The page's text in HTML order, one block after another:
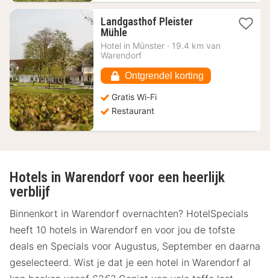
Landgasthof Pleister
Mühle1
nacht
vanaf
€
Hotel in Münster · 19.4 km van
Warendorf
Ontgrendel korting
Gratis Wi-Fi
Restaurant
Hotels in Warendorf voor een heerlijk
verblijf
Binnenkort in Warendorf overnachten? HotelSpecials
heeft 10 hotels in Warendorf en voor jou de tofste
deals en Specials voor Augustus, September en daarna
geselecteerd. Wist je dat je een hotel in Warendorf al